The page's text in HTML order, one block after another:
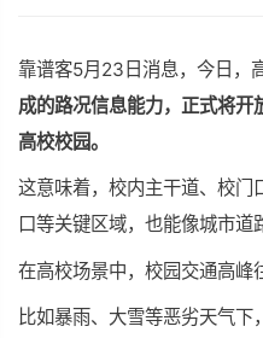
靠谱客5月23日消息，今日，
成的路况信息能力，正式将
高校校园。
这意味着，校内主干道、校门
口等关键区域，也能像城市道
在高校场景中，校园交通高峰
比如暴雨、大雪等恶劣天气